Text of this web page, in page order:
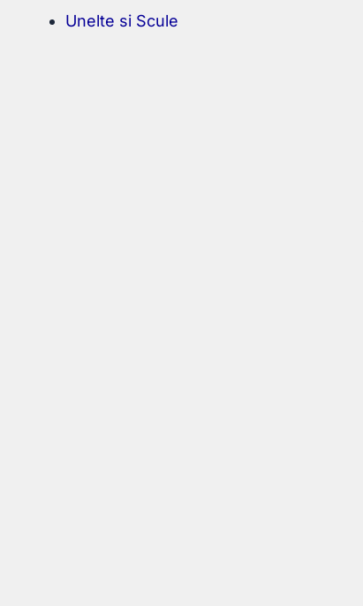
Unelte si Scule